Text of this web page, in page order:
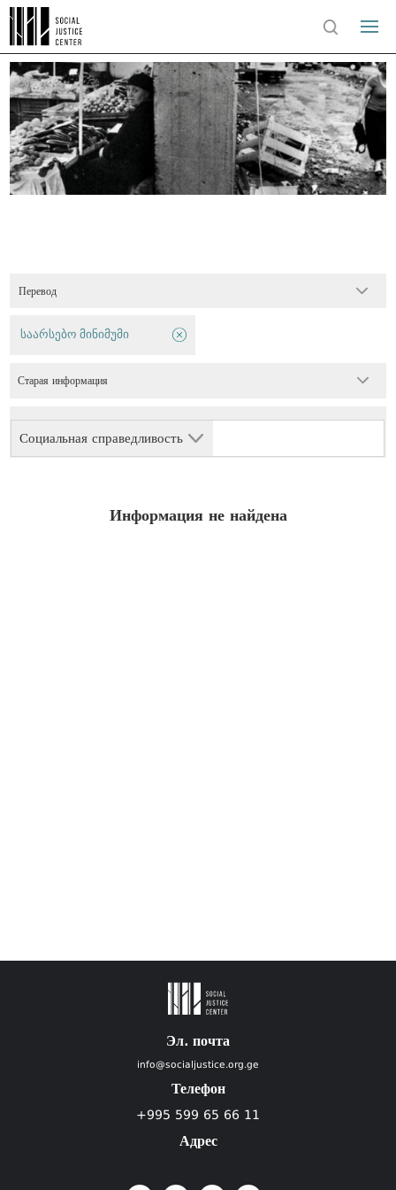
Перевод
Социальная справедливость
საარსებო მინიმუმი
Старая информация
Информация не найдена
Эл. почта
info@socialjustice.org.ge
Телефон
+995 599 65 66 11
Адрес